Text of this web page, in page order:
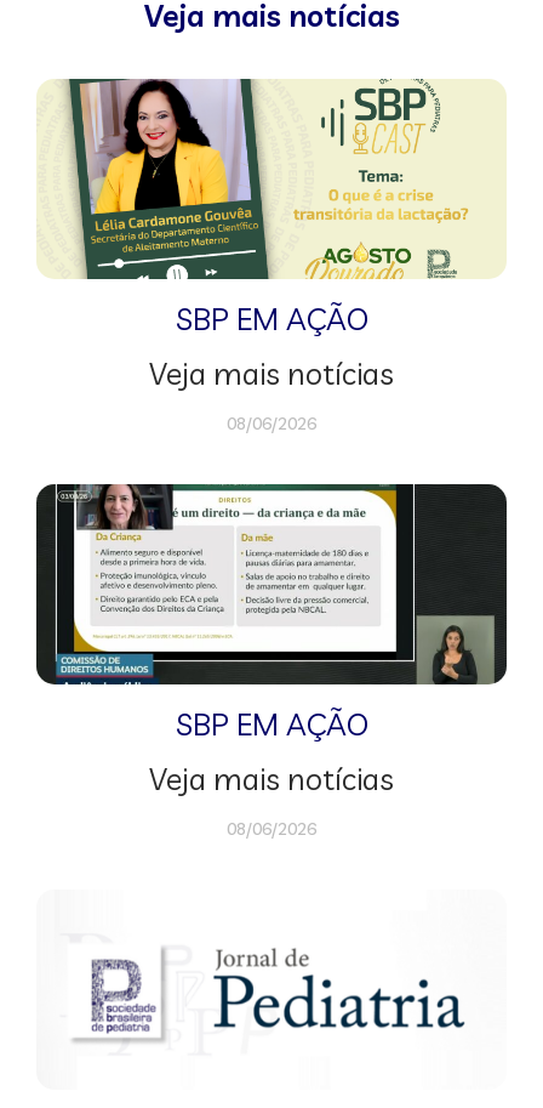
Veja mais notícias
SBP EM AÇÃO
Veja mais notícias
08/06/2026
SBP EM AÇÃO
Veja mais notícias
08/06/2026